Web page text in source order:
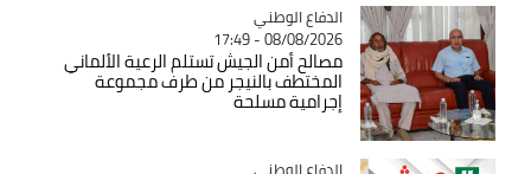
Catégorie
الدفاع الوطني
08/08/2026 - 17:49
مصالح أمن الجيش تستلم الرعية الألماني
المختطف بالنيجر من طرف مجموعة
إجرامية مسلحة